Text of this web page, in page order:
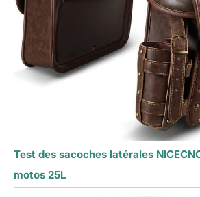
Test des sacoches latérales
motos 25L